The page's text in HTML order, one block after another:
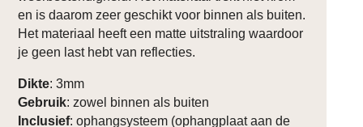
en is daarom zeer geschikt voor binnen als buiten.
Het materiaal heeft een matte uitstraling waardoor
je geen last hebt van reflecties.
Dikte: 3mm
Gebruik: zowel binnen als buiten
Inclusief: ophangsysteem (ophangplaat aan de